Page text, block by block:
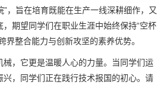
，旨在培育既能在生产一线深耕细作，又
期望同学们在职业生涯中始终保持“空杯
整合能力与创新攻坚的素养优势。
，它更是温暖人心的力量。当同学们运
，同学们正在践行技术报国的初心。请